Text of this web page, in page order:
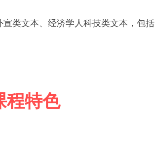
类文本、经济学人科技类文本，包括
程特色